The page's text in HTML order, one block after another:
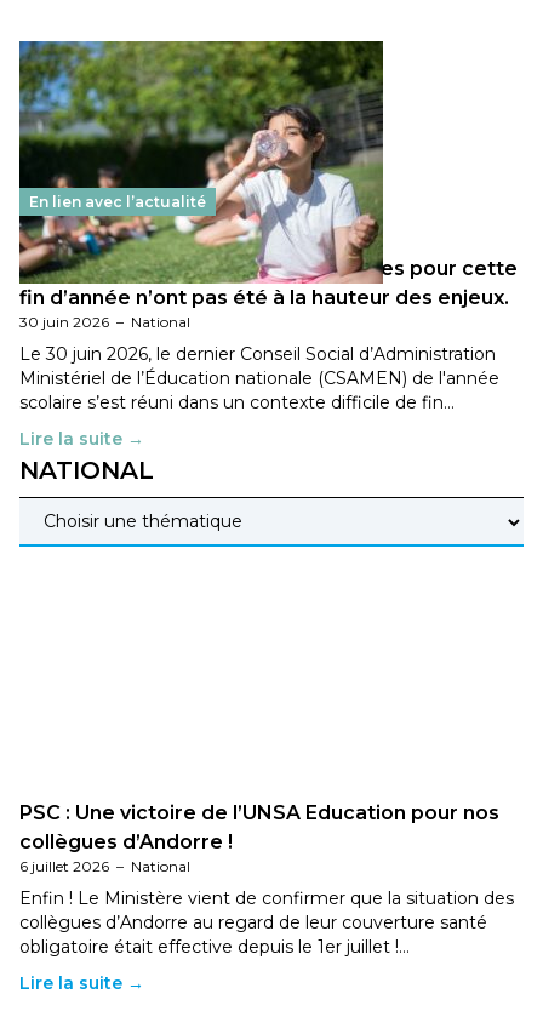
En lien avec l’actualité
Les décisions ministérielles attendues pour cette
fin d’année n’ont pas été à la hauteur des enjeux.
30 juin 2026 – National
Le 30 juin 2026, le dernier Conseil Social d’Administration
Ministériel de l’Éducation nationale (CSAMEN) de l'année
scolaire s’est réuni dans un contexte difficile de fin…
Lire la suite →
NATIONAL
PSC : Une victoire de l’UNSA Education pour nos
collègues d’Andorre !
6 juillet 2026 – National
Enfin ! Le Ministère vient de confirmer que la situation des
collègues d’Andorre au regard de leur couverture santé
obligatoire était effective depuis le 1er juillet !…
Lire la suite →